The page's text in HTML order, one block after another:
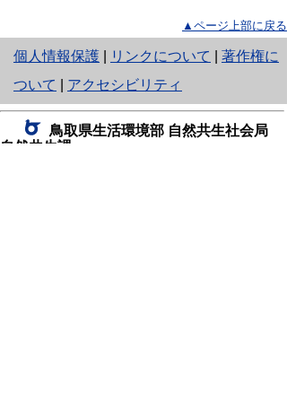
▲ページ上部に戻る
個人情報保護
と
り
ネ
ッ
リンクについて
著作権に
ついて
アクセシビリティ
鳥取県生活環境部 自然共生社会局
自然共生課